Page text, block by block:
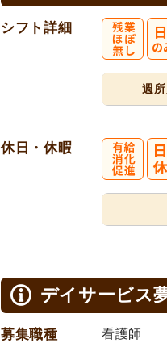
シフト詳細
週
休日・休暇
デイサービス
募集職種 看護師